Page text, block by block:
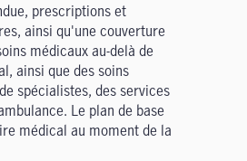
prescriptions et
ainsi qu'une couverture
médicaux au-delà de
ainsi que des soins
spécialistes, des services
Le plan de base
médical au moment de la